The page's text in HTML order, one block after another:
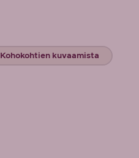
Kohokohtien kuvaamista